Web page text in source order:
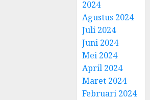
2024
Agustus 2024
Juli 2024
Juni 2024
Mei 2024
April 2024
Maret 2024
Februari 2024